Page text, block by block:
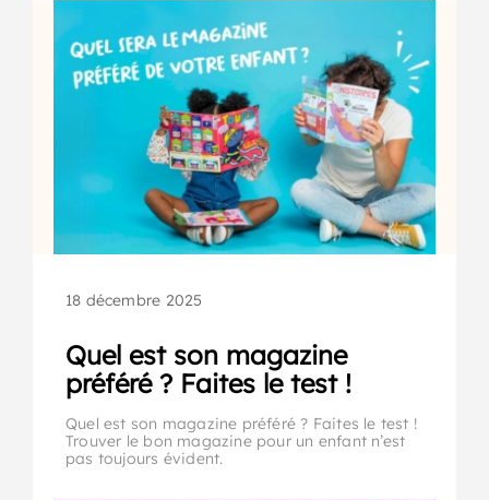
18 décembre 2025
Quel est son magazine
préféré ? Faites le test !
Quel est son magazine préféré ? Faites le test !
Trouver le bon magazine pour un enfant n’est
pas toujours évident.